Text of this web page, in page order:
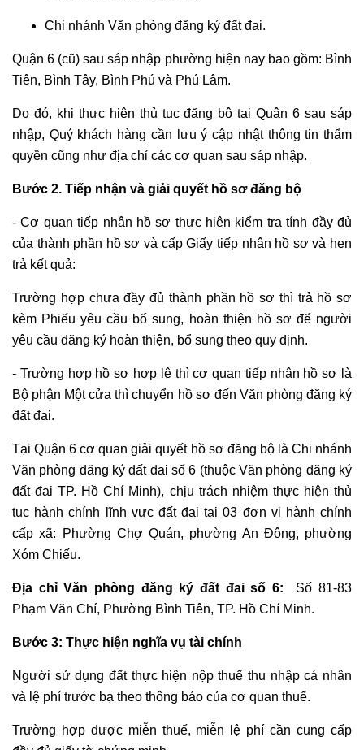
Chi nhánh Văn phòng đăng ký đất đai.
Quận 6 (cũ) sau sáp nhập phường hiện nay bao gồm: Bình
Tiên, Bình Tây, Bình Phú và Phú Lâm.
Do đó, khi thực hiện thủ tục đăng bộ tại Quận 6 sau sáp
nhập, Quý khách hàng cần lưu ý cập nhật thông tin thẩm
quyền cũng như địa chỉ các cơ quan sau sáp nhập.
Bước 2. Tiếp nhận và giải quyết hồ sơ đăng bộ
- Cơ quan tiếp nhận hồ sơ thực hiện kiểm tra tính đầy đủ
của thành phần hồ sơ và cấp Giấy tiếp nhận hồ sơ và hẹn
trả kết quả:
Trường hợp chưa đầy đủ thành phần hồ sơ thì trả hồ sơ
kèm Phiếu yêu cầu bổ sung, hoàn thiện hồ sơ để người
yêu cầu đăng ký hoàn thiện, bổ sung theo quy định.
- Trường hợp hồ sơ hợp lệ thì cơ quan tiếp nhận hồ sơ là
Bộ phận Một cửa thì chuyển hồ sơ đến Văn phòng đăng ký
đất đai.
Tại Quận 6 cơ quan giải quyết hồ sơ đăng bộ là Chi nhánh
Văn phòng đăng ký đất đai số 6 (thuộc Văn phòng đăng ký
đất đai TP. Hồ Chí Minh), chịu trách nhiệm thực hiện thủ
tục hành chính lĩnh vực đất đai tại 03 đơn vị hành chính
cấp xã: Phường Chợ Quán, phường An Đông, phường
Xóm Chiếu.
Địa chỉ Văn phòng đăng ký đất đai số 6:
Số 81-83
Phạm Văn Chí, Phường Bình Tiên, TP. Hồ Chí Minh.
Bước 3: Thực hiện nghĩa vụ tài chính
Người sử dụng đất thực hiện nộp thuế thu nhập cá nhân
và lệ phí trước bạ theo thông báo của cơ quan thuế.
Trường hợp được miễn thuế, miễn lệ phí cần cung cấp